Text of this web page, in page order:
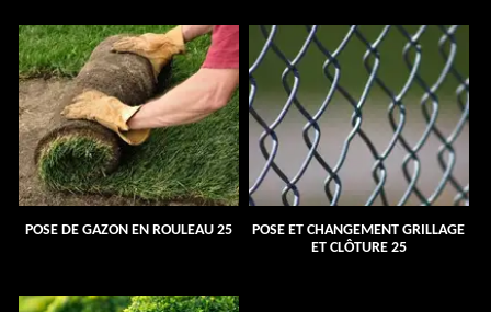
POSE DE GAZON EN ROULEAU 25
POSE ET CHANGEMENT GRILLAGE
ET CLÔTURE 25